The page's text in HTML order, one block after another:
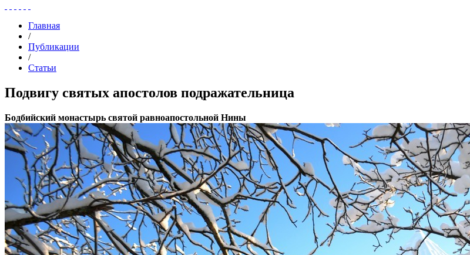
Главная
/
Публикации
/
Статьи
Подвигу святых апостолов подражательница
Бодбийский монастырь святой равноапостольной Нины